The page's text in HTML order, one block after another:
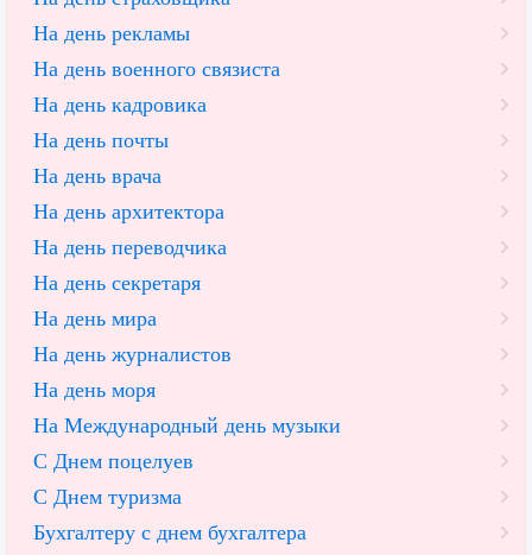
На день рекламы
На день военного связиста
На день кадровика
На день почты
На день врача
На день архитектора
На день переводчика
На день секретаря
На день мира
На день журналистов
На день моря
На Международный день музыки
С Днем поцелуев
С Днем туризма
Бухгалтеру с днем бухгалтера